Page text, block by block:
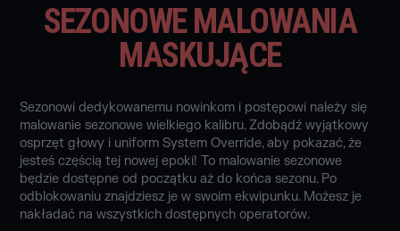
SEZONOWE MALOWANIA
MASKUJĄCE
Sezonowi dedykowanemu nowinkom i postępowi należy się
malowanie sezonowe wielkiego kalibru. Zdobądź wyjątkowy
osprzęt głowy i uniform System Override, aby pokazać, że
jesteś częścią tej nowej epoki! To malowanie sezonowe
będzie dostępne od początku aż do końca sezonu. Po
odblokowaniu znajdziesz je w swoim ekwipunku. Możesz je
nakładać na wszystkich dostępnych operatorów.